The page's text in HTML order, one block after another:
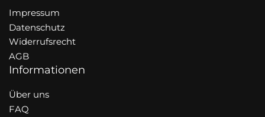
Impressum
Datenschutz
Widerrufsrecht
AGB
Informationen
Über uns
FAQ